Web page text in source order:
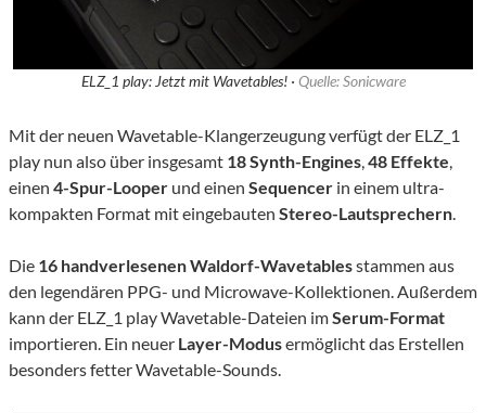
ELZ_1 play: Jetzt mit Wavetables! · Quelle: Sonicware
Mit der neuen Wavetable-Klangerzeugung verfügt der ELZ_1
play nun also über insgesamt 18 Synth-Engines,48 Effekte,
einen 4-Spur-Looper und einen Sequencer in einem ultra-
kompakten Format mit eingebauten Stereo-Lautsprechern.
Die 16 handverlesenen Waldorf-Wavetablesstammen aus
den legendären PPG- und Microwave-Kollektionen. Außerdem
kann der ELZ_1 play Wavetable-Dateien imSerum-Format
importieren. Ein neuer Layer-Modusermöglicht das Erstellen
besonders fetter Wavetable-Sounds.